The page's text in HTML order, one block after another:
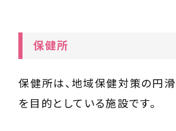
保健所
保健所は、地域保健対策の円
を目的としている施設です。